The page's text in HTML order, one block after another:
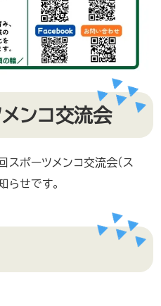
ンコ交流会
スポーツメンコ交流会（ス
らせです。